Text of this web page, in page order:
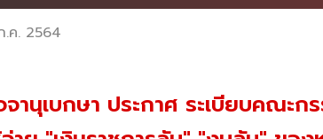
ค. 2564
จานุเบกษา ประกาศ ระเบียบคณะ